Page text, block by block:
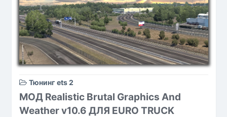
Тюнинг ets 2
МОД Realistic Brutal Graphics And
Weather v10.6 ДЛЯ EURO TRUCK